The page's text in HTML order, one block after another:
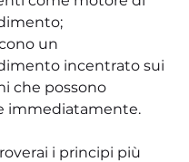
un
incentrato sui
che possono
immediatamente.
i principi più